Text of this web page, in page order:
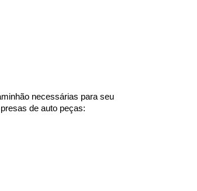
necessárias para seu
de auto peças: